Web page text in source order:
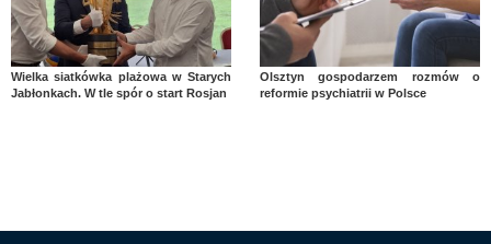
Wielka siatkówka plażowa w Starych
Jabłonkach. W tle spór o start Rosjan
Olsztyn gospodarzem rozmów o
reformie psychiatrii w Polsce